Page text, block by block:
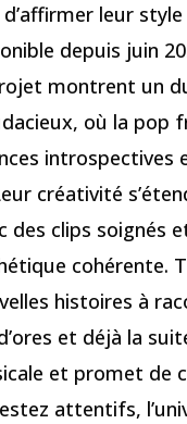
leur
depuis juin
montrent un
où la pop
introspectives
créativité
des clips soignés
cohérente.
histoires à
et déjà la
et promet de
attentifs,